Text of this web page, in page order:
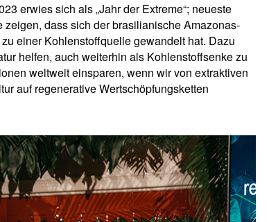
erwies sich als „Jahr der Extreme“; neueste
zeigen, dass sich der brasilianische Amazonas-
einer Kohlenstoffquelle gewandelt hat. Dazu
helfen, auch weiterhin als Kohlenstoffsenke zu
weltweit einsparen, wenn wir von extraktiven
auf regenerative Wertschöpfungsketten